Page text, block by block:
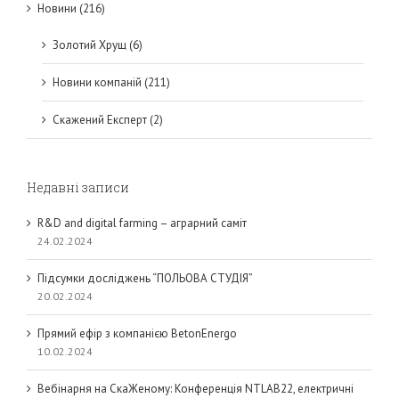
Новини (216)
Золотий Хрущ (6)
Новини компаній (211)
Скажений Експерт (2)
Недавні записи
R&D and digital farming – аграрний саміт
24.02.2024
Підсумки досліджень “ПОЛЬОВА СТУДІЯ”
20.02.2024
Прямий ефір з компанією BetonEnergo
10.02.2024
Вебінарня на СкаЖеному: Конференція NTLAB22, електричні